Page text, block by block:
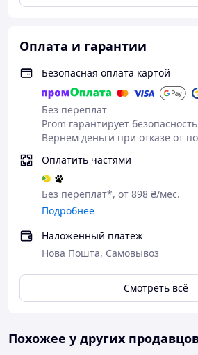
Оплата и гарантии
Безопасная оплата картой
Без переплат
Prom гарантирует безопасность
Вернем деньги при отказе от
Оплатить частями
Без переплат*, от 898 ₴/мес.
Подробнее
Наложенный платеж
Нова Пошта, Самовывоз
Смотреть всё
Похожее у других